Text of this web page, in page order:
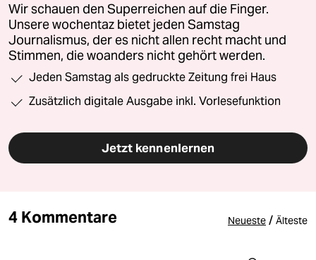
Wir schauen den Superreichen auf die Finger.
Unsere wochentaz bietet jeden Samstag
Journalismus, der es nicht allen recht macht und
Stimmen, die woanders nicht gehört werden.
Jeden Samstag als gedruckte Zeitung frei Haus
Zusätzlich digitale Ausgabe inkl. Vorlesefunktion
Jetzt kennenlernen
4 Kommentare Neueste / Älteste